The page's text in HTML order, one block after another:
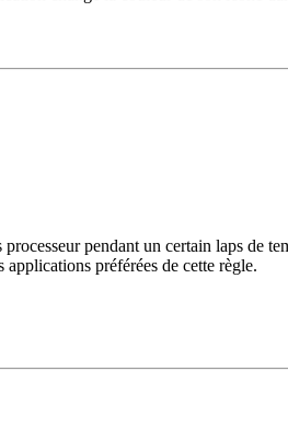
pendant un certain laps de
préférées de cette règle.